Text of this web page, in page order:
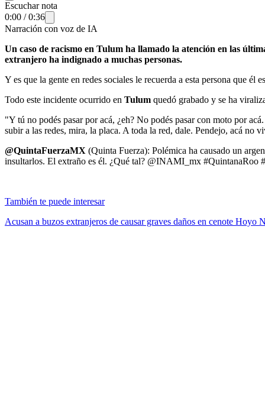
Escuchar nota
0:00 /0:36
Narración con voz de IA
Un caso de racismo en Tulum ha llamado la atención en las
extranjero ha indignado a muchas personas.
Y es que la gente en redes sociales le recuerda a esta persona que él
Todo este incidente ocurrido en Tulum quedó grabado y se ha
"Y tú no podés pasar por acá, ¿eh? No podés pasar con moto por
subir a las redes, mira, la placa. A toda la red, dale. Pendejo, acá
@QuintaFuerzaMX (Quinta Fuerza): Polémica ha causado un
insultarlos. El extraño es él. ¿Qué tal? @INAMI_mx #QuintanaRoo
También te puede interesar
Acusan a buzos extranjeros de causar graves daños en cenote Hoyo